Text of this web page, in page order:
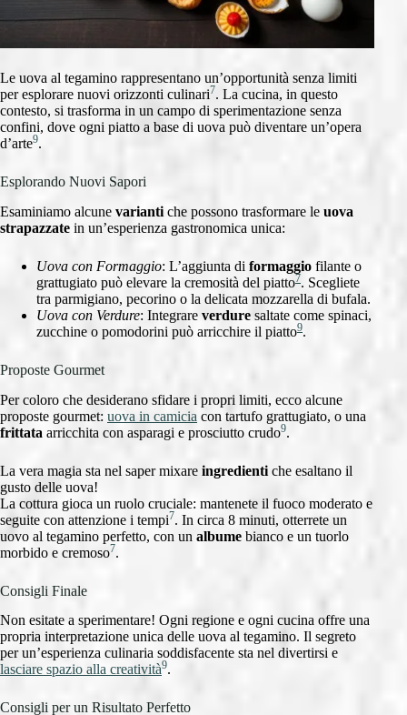
Le uova al tegamino rappresentano un’opportunità senza limiti
per esplorare nuovi orizzonti culinari7. La cucina, in questo
contesto, si trasforma in un campo di sperimentazione senza
confini, dove ogni piatto a base di uova può diventare un’opera
d’arte9.
Esplorando Nuovi Sapori
Esaminiamo alcune varianti che possono trasformare le uova
strapazzate in un’esperienza gastronomica unica:
Uova con Formaggio: L’aggiunta di formaggio filante o
grattugiato può elevare la cremosità del piatto7. Scegliete
tra parmigiano, pecorino o la delicata mozzarella di bufala.
Uova con Verdure: Integrare verdure saltate come spinaci,
zucchine o pomodorini può arricchire il piatto9.
Proposte Gourmet
Per coloro che desiderano sfidare i propri limiti, ecco alcune
proposte gourmet: uova in camicia con tartufo grattugiato, o una
frittata arricchita con asparagi e prosciutto crudo9.
La vera magia sta nel saper mixare ingredienti che esaltano il
gusto delle uova!
La cottura gioca un ruolo cruciale: mantenete il fuoco moderato e
seguite con attenzione i tempi7. In circa 8 minuti, otterrete un
uovo al tegamino perfetto, con un albume bianco e un tuorlo
morbido e cremoso7.
Consigli Finale
Non esitate a sperimentare! Ogni regione e ogni cucina offre una
propria interpretazione unica delle uova al tegamino. Il segreto
per un’esperienza culinaria soddisfacente sta nel divertirsi e
lasciare spazio alla creatività9.
Consigli per un Risultato Perfetto